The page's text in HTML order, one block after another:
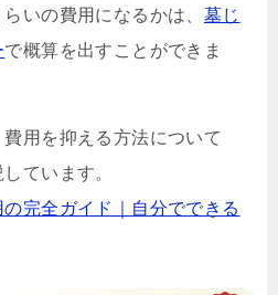
いの費用になるかは、 墓じ
で概算を出すことができま
用を抑える方法について
ています。
完全ガイド｜自分でできる